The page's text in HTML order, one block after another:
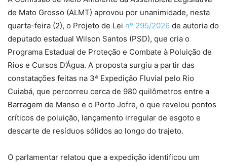
de Mato Grosso (ALMT) aprovou por unanimidade, nesta
quarta-feira (2), o Projeto de Lei nº 295/2026 de autoria do
deputado estadual Wilson Santos (PSD), que cria o
Programa Estadual de Proteção e Combate à Poluição de
Rios e Cursos D’Água. A proposta surgiu a partir das
constatações feitas na 3ª Expedição Fluvial pelo Rio
Cuiabá, que percorreu cerca de 980 quilômetros entre a
Barragem de Manso e o Porto Jofre, o que revelou pontos
críticos de poluição, lançamento irregular de esgoto e
descarte de resíduos sólidos ao longo do trajeto.
O parlamentar relatou que a expedição identificou um